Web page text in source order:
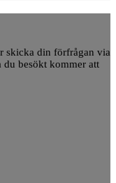
skicka din förfrågan via
besökt kommer att